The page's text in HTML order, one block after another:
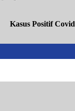
Kasus Positif Covid